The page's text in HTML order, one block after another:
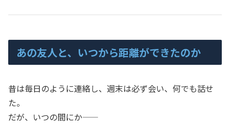
あの友人と、いつから距離ができたのか
昔は毎日のように連絡し、週末は必ず会い、何でも話せ
た。
だが、いつの間にか――